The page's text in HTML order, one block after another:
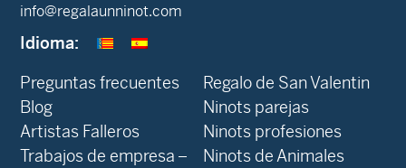
info@regalaunninot.com
Idioma:
Preguntas frecuentes
Blog
Artistas Falleros
Trabajos de empresa –
Regalo de San Valentin
Ninots parejas
Ninots profesiones
Ninots de Animales